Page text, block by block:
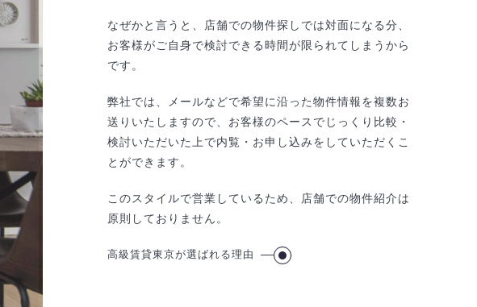
なぜかと言うと、店舗での物件探しでは対面になる分、
お客様がご自身で検討できる時間が限られてしまうから
です。
弊社では、メールなどで希望に沿った物件情報を複数お
送りいたしますので、お客様のペースでじっくり比較・
検討いただいた上で内覧・お申し込みをしていただくこ
とができます。
このスタイルで営業しているため、店舗での物件紹介は
原則しておりません。
高級賃貸東京が選ばれる理由